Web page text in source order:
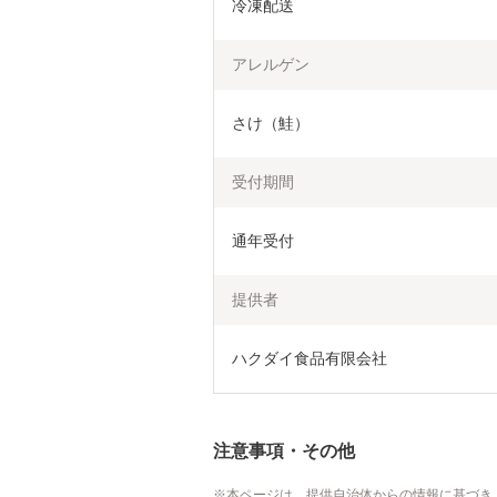
冷凍配送
アレルゲン
さけ（鮭）
受付期間
通年受付
提供者
ハクダイ食品有限会社
注意事項・その他